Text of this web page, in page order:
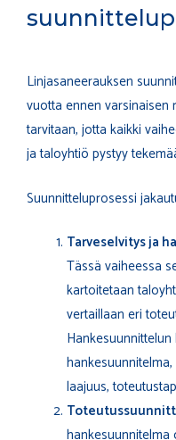
Linjasaneerauksen
vuotta ennen varsinaisen
tarvitaan, jotta kaikki
ja taloyhtiö pystyy
Suunnitteluprosessi
Tarveselvitys ja
Tässä vaiheessa
kartoitetaan
vertaillaan eri
laajuus,